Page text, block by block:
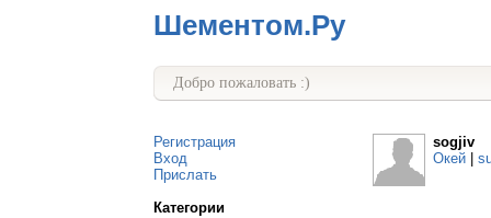
Шементом.Ру
Добро пожаловать :)
Регистрация
Вход
Прислать
Категории
sogjiv
Окей